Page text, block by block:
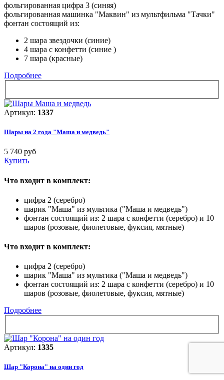
фольгированная цифра 3 (синяя)
фольгированная машинка "Маквин" из мультфильма "Тачки"
фонтан состоящий из:
2 шара звездочки (синие)
4 шара с конфетти (синие )
7 шара (красные)
Подробнее
Артикул: 1337
Шары на 2 года "Маша и медведь"
5 740 руб
Купить
Что входит в комплект:
цифра 2 (серебро)
шарик "Маша" из мультика ("Маша и медведь")
фонтан состоящий из: 2 шара с конфетти (серебро) и 10
шаров (розовые, фиолетовые, фуксия, мятные)
Что входит в комплект:
цифра 2 (серебро)
шарик "Маша" из мультика ("Маша и медведь")
фонтан состоящий из: 2 шара с конфетти (серебро) и 10
шаров (розовые, фиолетовые, фуксия, мятные)
Подробнее
Артикул: 1335
Шар "Корона" на один год